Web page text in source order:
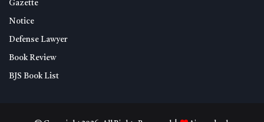
Gazette
Notice
Defense Lawyer
Book Review
BJS Book List